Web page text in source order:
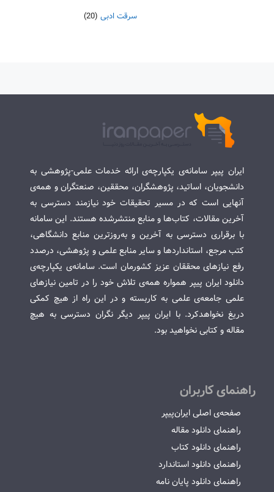
سرقت ادبی (20)
ایران پیپر سامانه‌ی یکپارچه‌ی ارائه خدمات علمی-پژوهشی به
دانشجویان، اساتید، پژوهشگران، محققین، صنعتگران و همه‌ی
آنهایی است که در مسیر تحقیقات خود نیازمند دسترسی به
آخرین مقالات، کتاب‌ها و منابع منتشرشده هستند. این سامانه
با برقراری دسترسی به آخرین و به‌روزترین منابع دانشگاهی،
کتب مرجع، استانداردها و سایر منابع علمی و پژوهشی، درصدد
رفع نیازهای محققان عزیز کشورمان است. سامانه‌ی یکپارچه‌ی
دانلود ایران پیپر همواره همه‌ی تلاش خود را در تامین نیازهای
علمی جامعه‌ی علمی به کاربسته و در این راه از هیچ کمکی
دریغ نخواهدکرد. با ایران پیپر دیگر نگران دسترسی به هیچ
مقاله و کتابی نخواهید بود.
راهنمای کاربران
صفحه‌ی اصلی ایران‌پیپر
راهنمای دانلود مقاله
راهنمای دانلود کتاب
راهنمای دانلود استاندارد
راهنمای دانلود پایان نامه